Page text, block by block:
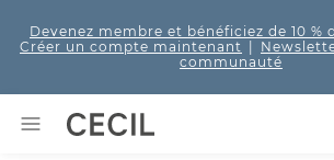
Devenez membre et bénéficiez de 10 %
Créer un compte maintenant
communauté